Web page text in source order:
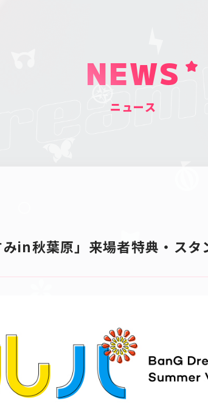
NEWS
ニュース
みin秋葉原」来場者特典・スタ